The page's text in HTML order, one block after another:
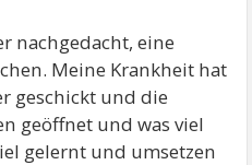
nachgedacht, eine
Meine Krankheit hat
geschickt und die
geöffnet und was viel
gelernt und umsetzen